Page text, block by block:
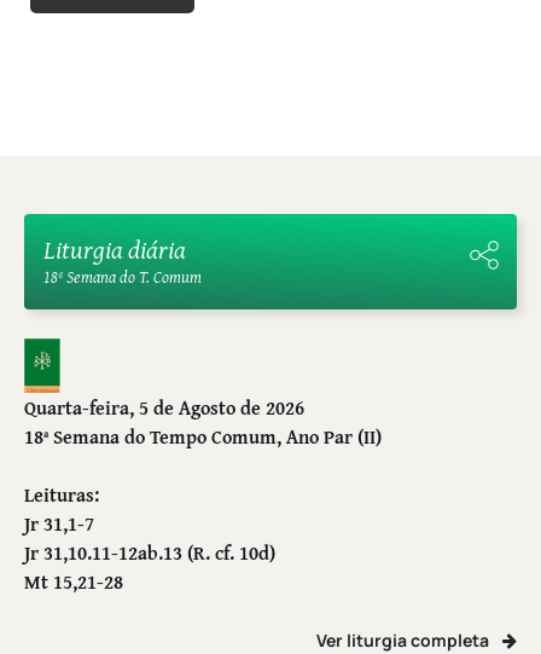
Liturgia diária
18ª Semana do T. Comum
Quarta-feira, 5 de Agosto de 2026
18ª Semana do Tempo Comum, Ano Par (II)
Leituras:
Jr 31,1-7
Jr 31,10.11-12ab.13 (R. cf. 10d)
Mt 15,21-28
Ver liturgia completa